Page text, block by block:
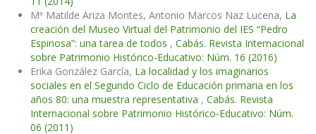
Mª Matilde Ariza Montes, Antonio Marcos Naz Lucena, La
creación del Museo Virtual del Patrimonio del IES “Pedro
Espinosa”: una tarea de todos , Cabás. Revista Internacional
sobre Patrimonio Histórico-Educativo: Núm. 16 (2016)
Erika González García, La localidad y los imaginarios
sociales en el Segundo Ciclo de Educación primaria en los
años 80: una muestra representativa , Cabás. Revista
Internacional sobre Patrimonio Histórico-Educativo: Núm.
06 (2011)